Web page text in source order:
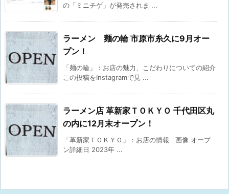
の「ミニチゲ」が発売されま ...
ラーメン 麺の輪 市原市糸久に9月オー
プン！
「麺の輪」：お店の魅力、こだわりについての紹介
この投稿をInstagramで見 ...
ラーメン店 革新家ＴＯＫＹＯ 千代田区丸
の内に12月末オープン！
「革新家ＴＯＫＹＯ」：お店の情報 画像 オープ
ン詳細日 2023年 ...